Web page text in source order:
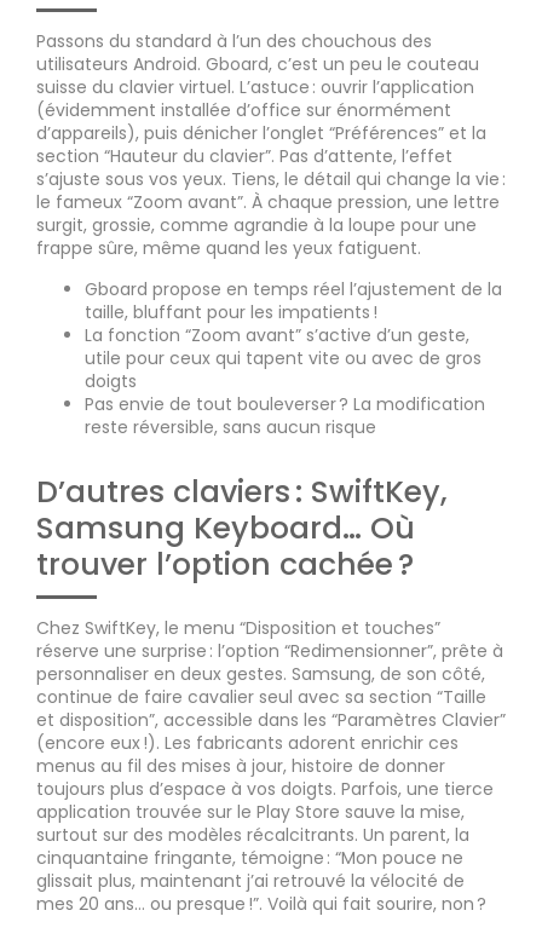
Passons du standard à l’un des chouchous des
utilisateurs Android. Gboard, c’est un peu le couteau
suisse du clavier virtuel. L’astuce : ouvrir l’application
(évidemment installée d’office sur énormément
d’appareils), puis dénicher l’onglet “Préférences” et la
section “Hauteur du clavier”. Pas d’attente, l’effet
s’ajuste sous vos yeux. Tiens, le détail qui change la vie :
le fameux “Zoom avant”. À chaque pression, une lettre
surgit, grossie, comme agrandie à la loupe pour une
frappe sûre, même quand les yeux fatiguent.
Gboard propose en temps réel l’ajustement de la
taille, bluffant pour les impatients !
La fonction “Zoom avant” s’active d’un geste,
utile pour ceux qui tapent vite ou avec de gros
doigts
Pas envie de tout bouleverser ? La modification
reste réversible, sans aucun risque
D’autres claviers : SwiftKey,
Samsung Keyboard… Où
trouver l’option cachée ?
Chez SwiftKey, le menu “Disposition et touches”
réserve une surprise : l’option “Redimensionner”, prête à
personnaliser en deux gestes. Samsung, de son côté,
continue de faire cavalier seul avec sa section “Taille
et disposition”, accessible dans les “Paramètres Clavier”
(encore eux !). Les fabricants adorent enrichir ces
menus au fil des mises à jour, histoire de donner
toujours plus d’espace à vos doigts. Parfois, une tierce
application trouvée sur le Play Store sauve la mise,
surtout sur des modèles récalcitrants. Un parent, la
cinquantaine fringante, témoigne : “Mon pouce ne
glissait plus, maintenant j’ai retrouvé la vélocité de
mes 20 ans… ou presque !”. Voilà qui fait sourire, non ?